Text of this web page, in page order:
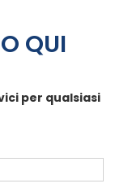
QUI
per qualsiasi